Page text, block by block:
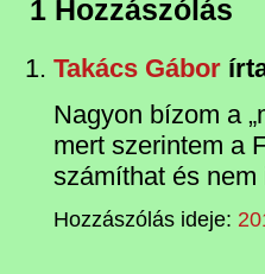
1 Hozzászólás
Takács Gábor
Nagyon bízom a
mert szerintem a
számíthat és
Hozzászólás ideje: